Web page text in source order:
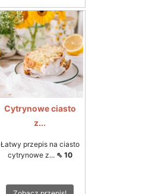
Cytrynowe ciasto
z...
Łatwy przepis na ciasto
cytrynowe z... ⇖ 10